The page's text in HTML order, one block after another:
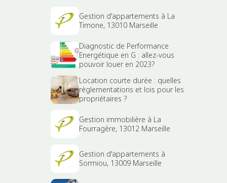
Gestion d'appartements à La
Timone, 13010 Marseille
Diagnostic de Performance
Energétique en G : allez-vous
pouvoir louer en 2023?
Location courte durée : quelles
règlementations et lois pour les
propriétaires ?
Gestion immobilière à La
Fourragère, 13012 Marseille
Gestion d'appartements à
Sormiou, 13009 Marseille